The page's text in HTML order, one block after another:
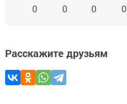
0 0 0 0
Расскажите друзьям